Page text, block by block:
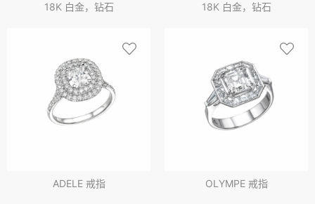
18K 白金，钻石 18K 白金，钻石
ADELE 戒指 OLYMPE 戒指